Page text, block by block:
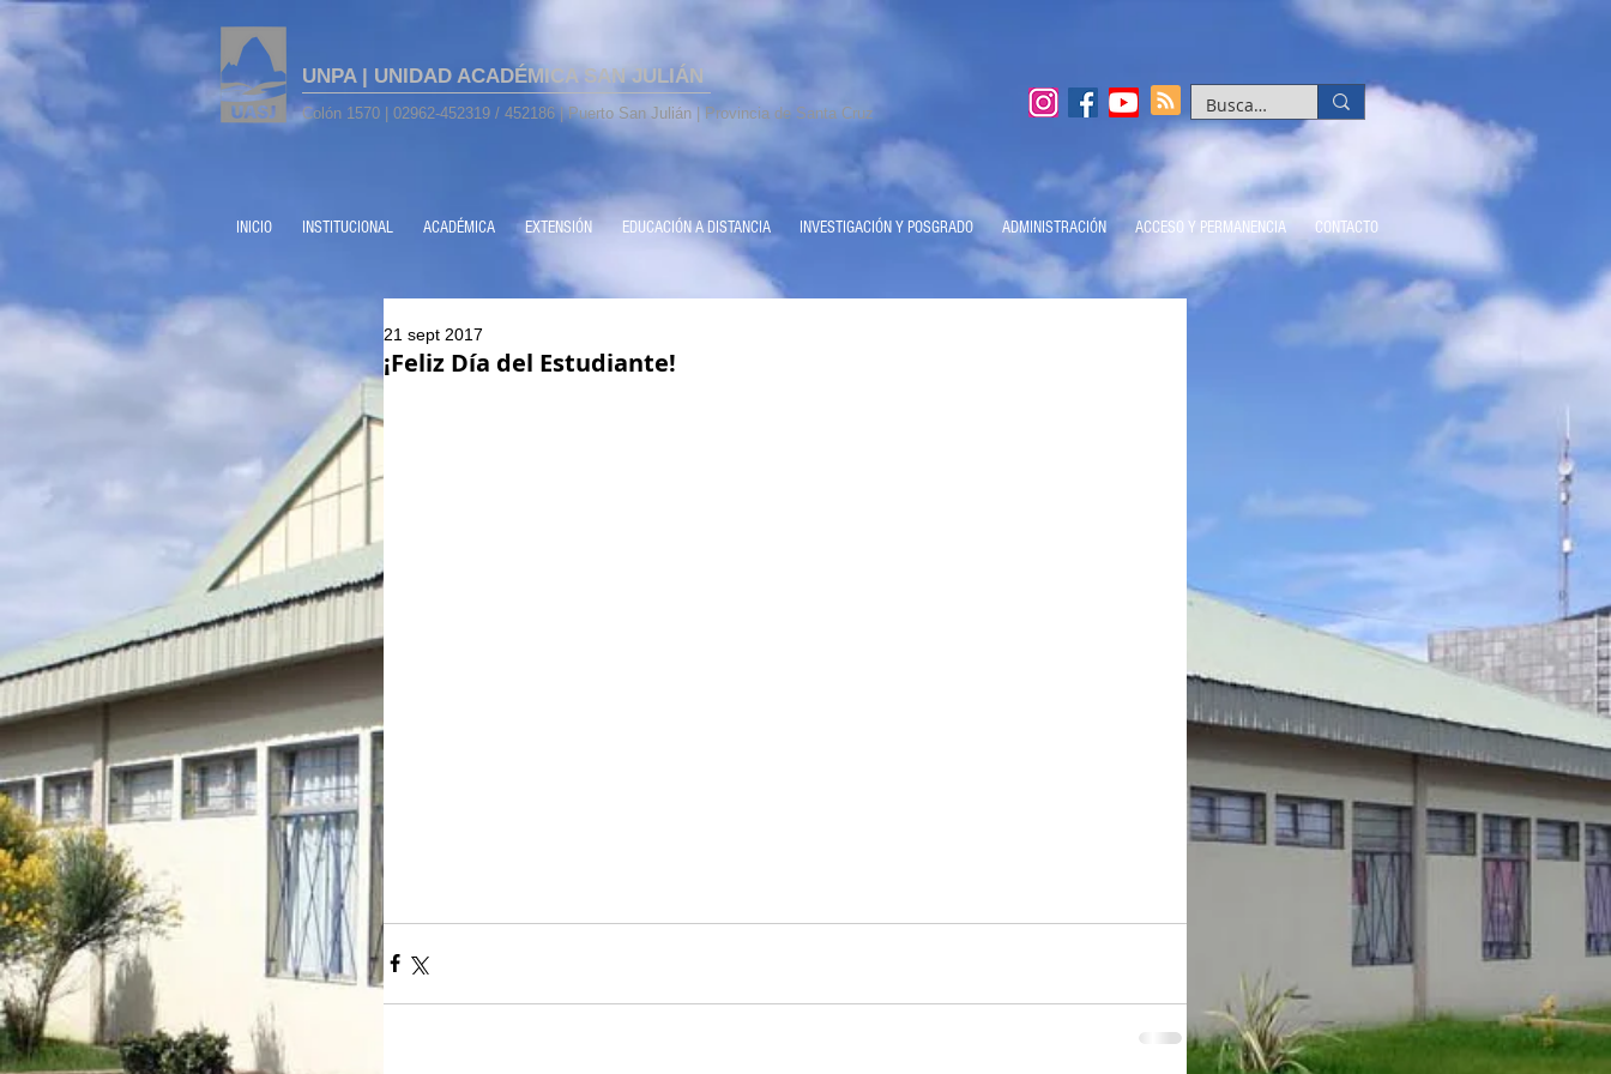
UNPA | UNIDAD ACADÉMICA SAN JULIÁN
Colón 1570 | 02962-452319 / 452186 | Puerto San Julián | Provincia de Santa Cruz
INICIO INSTITUCIONAL ACADÉMICA EXTENSIÓN EDUCACIÓN A DISTANCIA INVESTIGACIÓN Y POSGRADO ADMINISTRACIÓN ACCESO Y PERMANENCIA CONTACTO
¡Feliz Día del Estudiante!
21 sept 2017